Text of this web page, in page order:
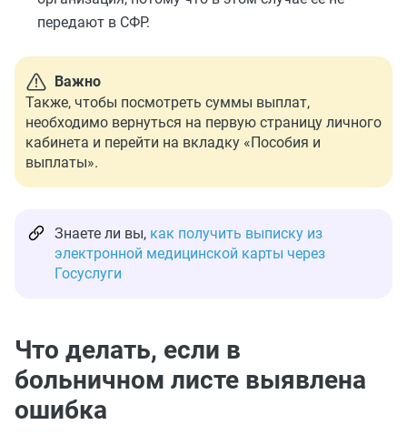
передают в СФР.
Важно
Также, чтобы посмотреть суммы выплат,
необходимо вернуться на первую страницу личного
кабинета и перейти на вкладку «Пособия и
выплаты».
Знаете ли вы, как получить выписку из
электронной медицинской карты через
Госуслуги
Что делать, если в
больничном листе выявлена
ошибка